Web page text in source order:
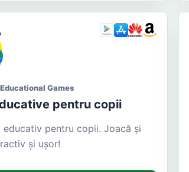
Games
pentru copii
educativ pentru copii. Joacă și
și ușor!